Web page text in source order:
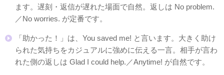
ます。遅刻・返信が遅れた場面で自然。返しは No problem.
／No worries. が定番です。
「助かった！」は、You saved me! と言います。大きく助け
られた気持ちをカジュアルに強めに伝える一言。相手が言わ
れた側の返しは Glad I could help.／Anytime! が自然です。